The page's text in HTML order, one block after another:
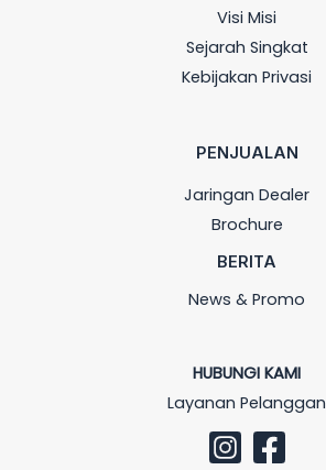
Visi Misi
Sejarah Singkat
Kebijakan Privasi
PENJUALAN
Jaringan Dealer
Brochure
BERITA
News & Promo
HUBUNGI KAMI
Layanan Pelanggan